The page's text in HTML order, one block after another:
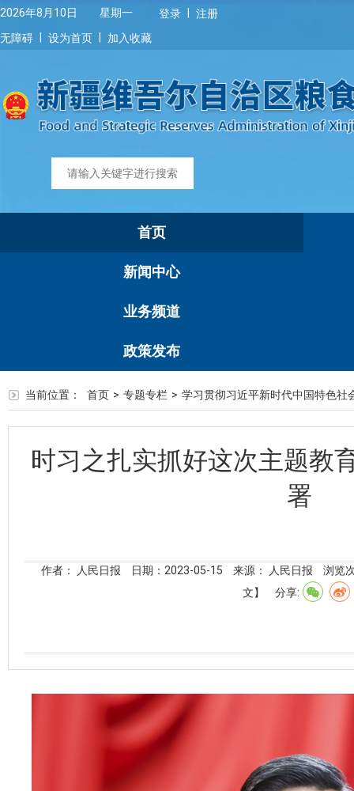
2026年8月10日 星期一 登录
注册
无障碍
设为首页 加入收藏
首页
新闻中心
业务频道
政策发布
当前位置： 首页 > 专题专栏 > 学习贯彻习近平新时代中国特色社
时习之扎实抓好这次主题教
署
作者： 人民日报 日期：2023-05-15 来源： 人民日报
浏览
文】
分享: